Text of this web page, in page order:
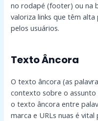
no rodapé (footer) ou na
valoriza links que têm
pelos usuários.
Texto Âncora
O texto âncora (as
contexto sobre o
o texto âncora entre
marca e URLs nuas é